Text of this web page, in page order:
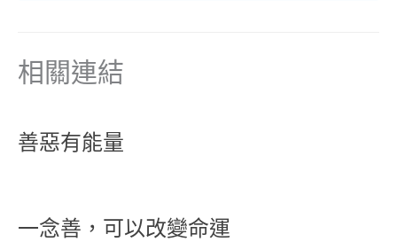
相關連結
善惡有能量
一念善，可以改變命運